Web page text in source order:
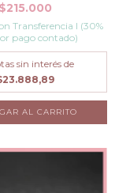
$215.000
Transferencia I (30%
pago contado)
sin interés de